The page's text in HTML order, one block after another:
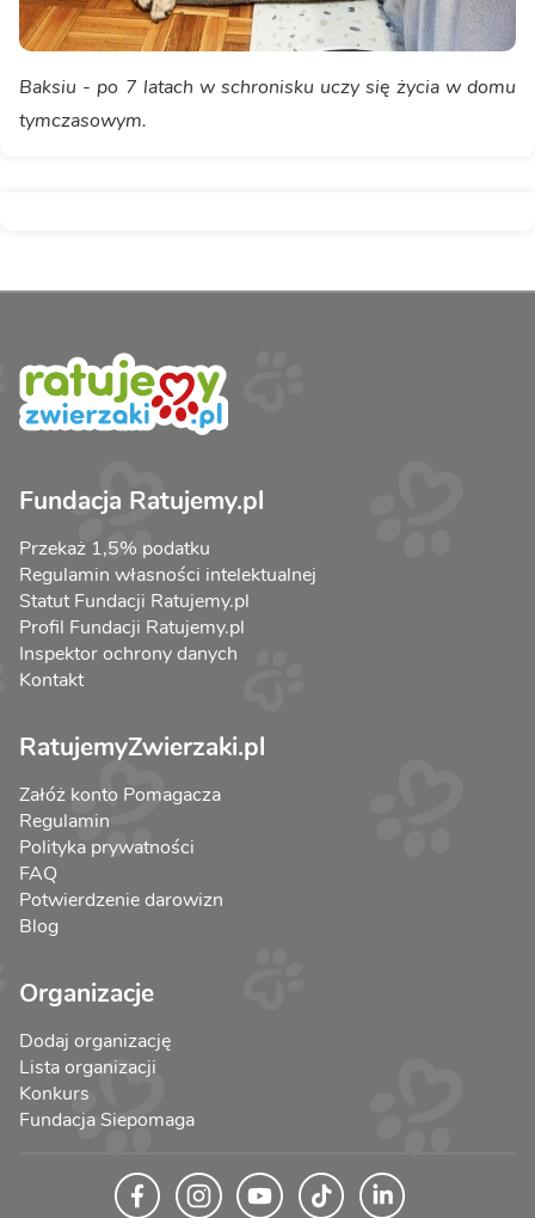
Baksiu - po 7 latach w schronisku uczy się życia w domu
tymczasowym.
Fundacja Ratujemy.pl
Przekaż 1,5% podatku
Regulamin własności intelektualnej
Statut Fundacji Ratujemy.pl
Profil Fundacji Ratujemy.pl
Inspektor ochrony danych
Kontakt
RatujemyZwierzaki.pl
Załóż konto Pomagacza
Regulamin
Polityka prywatności
FAQ
Potwierdzenie darowizn
Blog
Organizacje
Dodaj organizację
Lista organizacji
Konkurs
Fundacja Siepomaga